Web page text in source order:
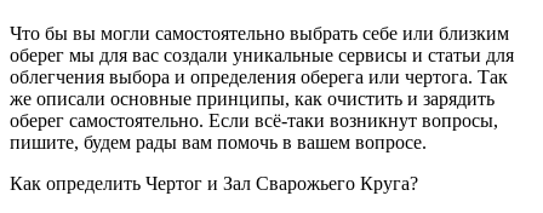
Что бы вы могли самостоятельно выбрать себе или близким
оберег мы для вас создали уникальные сервисы и статьи для
облегчения выбора и определения оберега или чертога. Так
же описали основные принципы, как очистить и зарядить
оберег самостоятельно. Если всё-таки возникнут вопросы,
пишите, будем рады вам помочь в вашем вопросе.
Как определить Чертог и Зал Сварожьего Круга?